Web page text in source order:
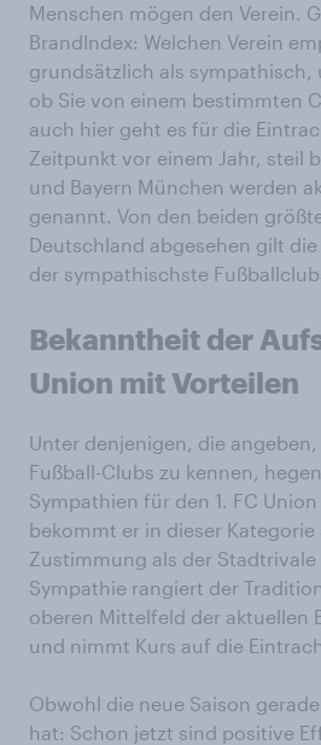
Menschen mögen den Verein.
BrandIndex: Welchen Verein
grundsätzlich als sympathisch,
ob Sie von einem bestimmten
auch hier geht es für die
Zeitpunkt vor einem Jahr, steil
und Bayern München werden
genannt. Von den beiden
Deutschland abgesehen gilt
der sympathischste
Bekanntheit der
Union mit Vorteilen
Unter denjenigen, die
Fußball-Clubs zu kennen,
Sympathien für den 1. FC
bekommt er in dieser Kategorie
Zustimmung als der Stadtrivale
Sympathie rangiert der
oberen Mittelfeld der aktuellen
und nimmt Kurs auf die
Obwohl die neue Saison
hat: Schon jetzt sind positive